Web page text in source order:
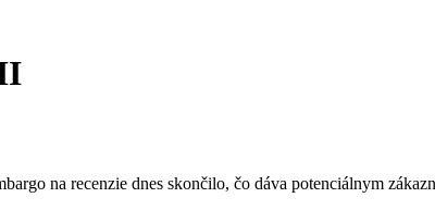
na recenzie dnes skončilo, čo dáva potenciálnym